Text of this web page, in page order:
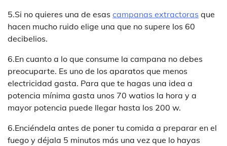
5.Si no quieres una de esas campanas extractoras que
hacen mucho ruido elige una que no supere los 60
decibelios.
6.En cuanto a lo que consume la campana no debes
preocuparte. Es uno de los aparatos que menos
electricidad gasta. Para que te hagas una idea a
potencia mínima gasta unos 70 watios la hora y a
mayor potencia puede llegar hasta los 200 w.
6.Enciéndela antes de poner tu comida a preparar en el
fuego y déjala 5 minutos más una vez que lo hayas